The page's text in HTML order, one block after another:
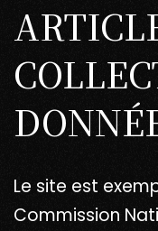
Le site est
Commission